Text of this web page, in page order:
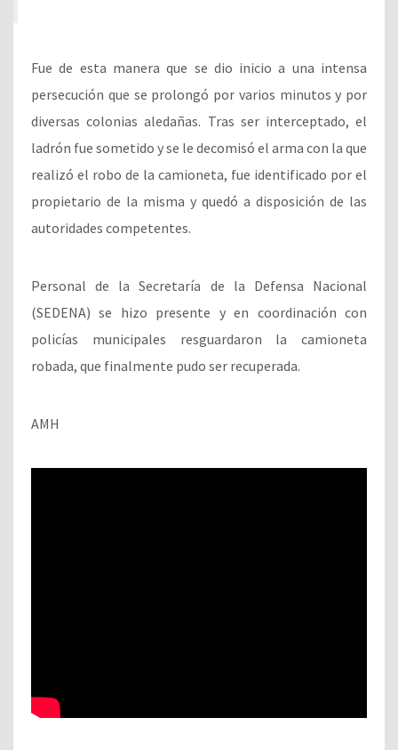
Fue de esta manera que se dio inicio a una intensa
persecución que se prolongó por varios minutos y por
diversas colonias aledañas. Tras ser interceptado, el
ladrón fue sometido y se le decomisó el arma con la que
realizó el robo de la camioneta, fue identificado por el
propietario de la misma y quedó a disposición de las
autoridades competentes.
Personal de la Secretaría de la Defensa Nacional
(SEDENA) se hizo presente y en coordinación con
policías municipales resguardaron la camioneta
robada, que finalmente pudo ser recuperada.
AMH